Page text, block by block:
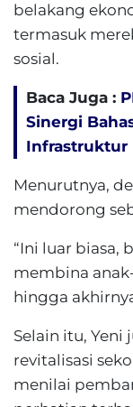
belakang
termasuk
sosial.
Baca Juga :
Sinergi
Infrastruktur
Menurutnya,
mendorong
“Ini luar biasa,
membina
hingga
Selain itu,
revitalisasi
menilai